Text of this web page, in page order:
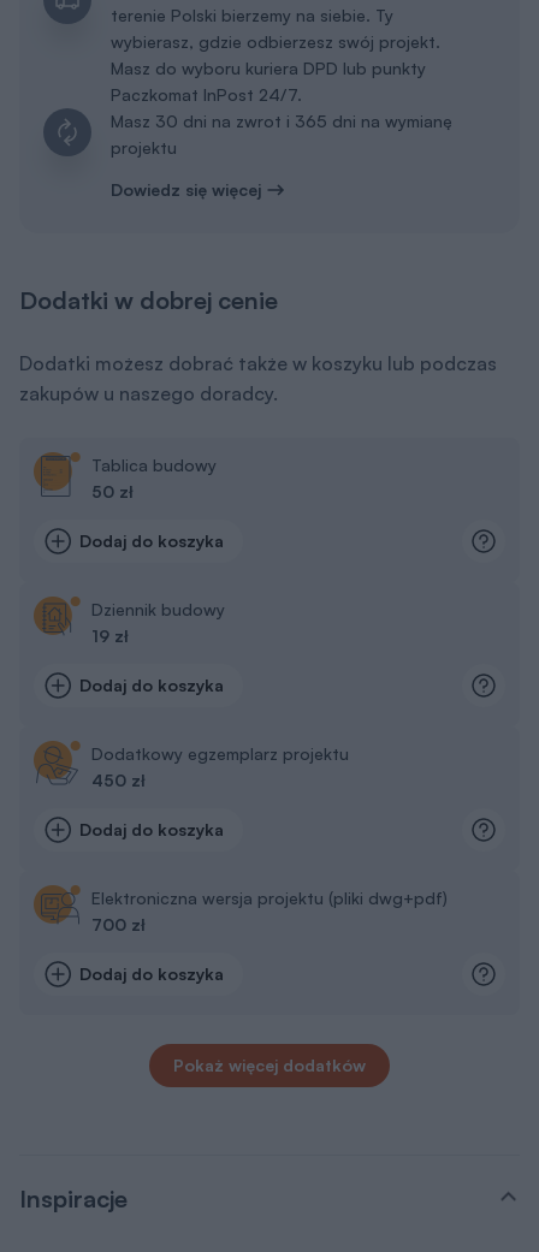
terenie Polski bierzemy na siebie. Ty
wybierasz, gdzie odbierzesz swój projekt.
Masz do wyboru kuriera DPD lub punkty
Paczkomat InPost 24/7.
Masz 30 dni na zwrot i 365 dni na wymianę
projektu
Dowiedz się więcej
Dodatki w dobrej cenie
Dodatki możesz dobrać także w koszyku lub podczas
zakupów u naszego doradcy.
Tablica budowy
50 zł
Dodaj do koszyka
Dziennik budowy
19 zł
Dodaj do koszyka
Dodatkowy egzemplarz projektu
450 zł
Dodaj do koszyka
Elektroniczna wersja projektu (pliki dwg+pdf)
700 zł
Dodaj do koszyka
Pokaż więcej dodatków
Inspiracje